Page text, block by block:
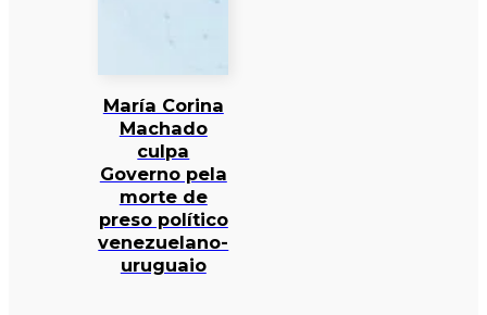
María Corina
Machado
culpa
Governo pela
morte de
preso político
venezuelano-
uruguaio